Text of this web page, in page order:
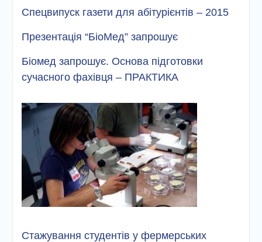
Спецвипуск газети для абітурієнтів – 2015
Презентація “БіоМед” запрошує
Біомед запрошує. Основа підготовки
сучасного фахівця – ПРАКТИКА
Стажування студентів у фермерських